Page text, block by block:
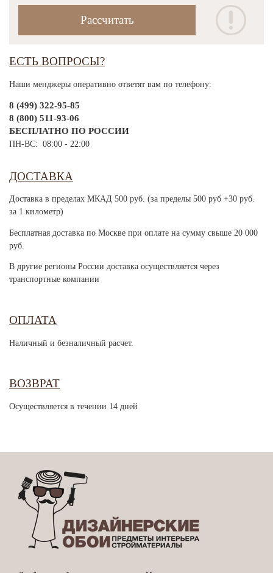
ЕСТЬ ВОПРОСЫ?
Наши менджеры оперативно ответят вам по телефону:
8 (499) 322-95-85
8 (800) 511-93-06
БЕСПЛАТНО ПО РОССИИ
ПН-ВС: 08:00 - 22:00
ДОСТАВКА
Доставка в пределах МКАД 500 руб. (за пределы 500 руб +30 руб.
за 1 километр)
Бесплатная доставка по Москве при оплате на сумму свыше 20 000
руб.
В другие регионы России доставка осуществляется через
транспортные компании
ОПЛАТА
Наличный и безналичный расчет.
ВОЗВРАТ
Осуществляется в течении 14 дней